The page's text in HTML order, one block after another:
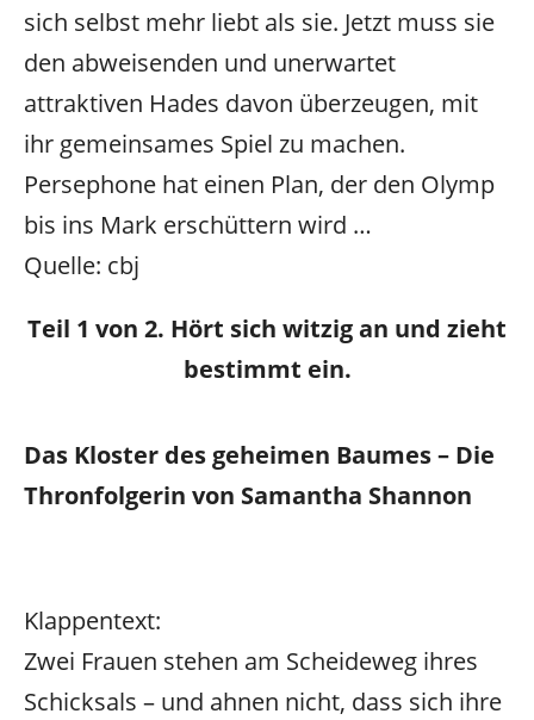
sich selbst mehr liebt als sie. Jetzt muss sie
den abweisenden und unerwartet
attraktiven Hades davon überzeugen, mit
ihr gemeinsames Spiel zu machen.
Persephone hat einen Plan, der den Olymp
bis ins Mark erschüttern wird …
Quelle: cbj
Teil 1 von 2. Hört sich witzig an und zieht
bestimmt ein.
Das Kloster des geheimen Baumes – Die
Thronfolgerin von Samantha Shannon
Klappentext:
Zwei Frauen stehen am Scheideweg ihres
Schicksals – und ahnen nicht, dass sich ihre